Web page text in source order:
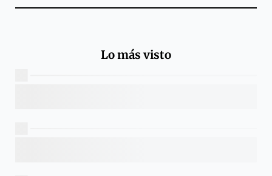
Lo más visto